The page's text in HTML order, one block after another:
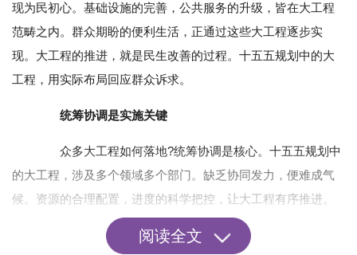
现为民初心。基础设施的完善，公共服务的升级，皆在大工程
范畴之内。群众期盼的便利生活，正通过这些大工程逐步实
现。大工程的推进，就是民生改善的过程。十五五规划中的大
工程，用实际布局回应群众诉求。
统筹协调是实施关键
众多大工程如何落地?统筹协调是核心。十五五规划中
的大工程，涉及多个领域多个部门。缺乏协同发力，便难成气
候。资源的合理配置，进度的科学把控，让大工程有序推进。
这背后是国家治理能力的彰显，更是责任担当的体现。十五五
大工程的实施，考验着各方协作水平。
阅读全文